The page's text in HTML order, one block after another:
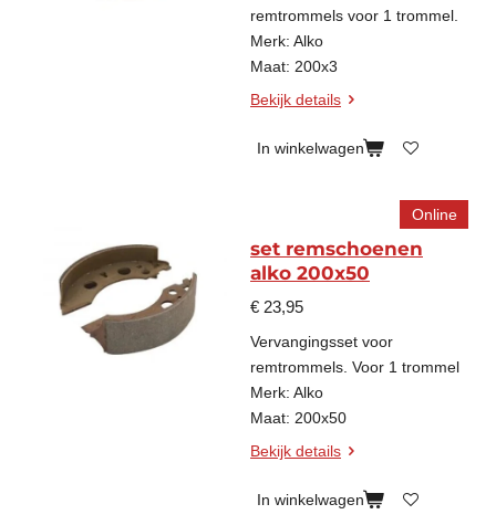
remtrommels voor 1 trommel
Merk: Alko
Maat: 200x3
Bekijk details
In winkelwagen
Online
set remschoenen
alko 200x50
€ 23,95
Vervangingsset voor
remtrommels. Voor 1 trommel
Merk: Alko
Maat: 200x50
Bekijk details
In winkelwagen